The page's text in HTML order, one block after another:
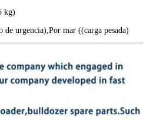
kg)
de urgencia),Por mar ((carga pesada)